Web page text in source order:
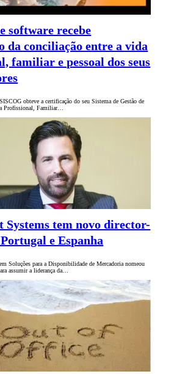
software recebe
da conciliação entre a vida
familiar e pessoal dos seus
obteve a certificação do seu Sistema de Gestão de
Profissional, Familiar…
Systems tem novo director-
e Espanha
Soluções para a Disponibilidade de Mercadoria nomeou
assumir a liderança da…